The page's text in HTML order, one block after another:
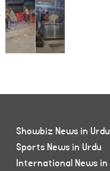
Showbiz News in Urdu
Sports News in Urdu
International News in